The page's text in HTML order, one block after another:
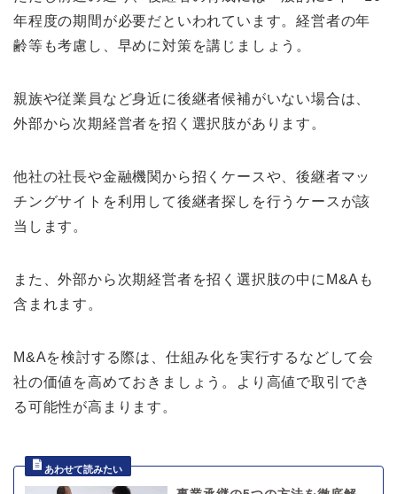
年程度の期間が必要だといわれています。経営者の年
齢等も考慮し、早めに対策を講じましょう。
親族や従業員など身近に後継者候補がいない場合は、
外部から次期経営者を招く選択肢があります。
他社の社長や金融機関から招くケースや、後継者マッ
チングサイトを利用して後継者探しを行うケースが該
当します。
また、外部から次期経営者を招く選択肢の中にM&Aも
含まれます。
M&Aを検討する際は、仕組み化を実行するなどして会
社の価値を高めておきましょう。より高値で取引でき
る可能性が高まります。